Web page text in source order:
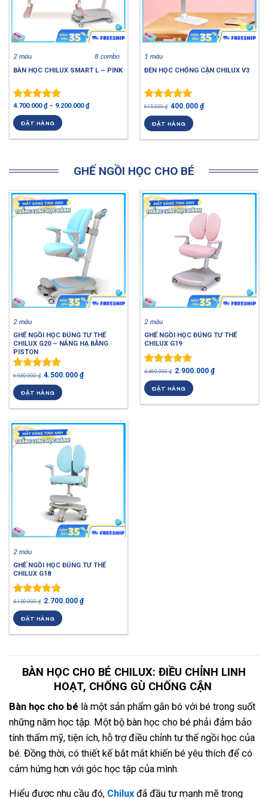
2 màu 8 combo
BÀN HỌC CHILUX SMART L – PINK
Được xếp
hạng5.00
5 sao
4.700.000₫– 9.200.000₫
ĐẶT HÀNG
1 màu
ĐÈN HỌC CHỐNG CẬN CHILUX V3
Được xếp
hạng5.00
5 sao
615.000₫ 400.000₫
ĐẶT HÀNG
GHẾ NGỒI HỌC CHO BÉ
2 màu
GHẾ NGỒI HỌC ĐÚNG TƯ THẾ
CHILUX G20 – NÂNG HẠ BẰNG
PISTON
Được xếp
hạng5.00
5 sao
6.930.000₫ 4.500.000₫
ĐẶT HÀNG
2 màu
GHẾ NGỒI HỌC ĐÚNG TƯ THẾ
CHILUX G19
Được xếp
hạng4.94
5 sao
4.460.000₫ 2.900.000₫
ĐẶT HÀNG
2 màu
GHẾ NGỒI HỌC ĐÚNG TƯ THẾ
CHILUX G18
Được xếp
hạng5.00
5 sao
4.150.000₫ 2.700.000₫
ĐẶT HÀNG
BÀN HỌC CHO BÉ CHILUX: ĐIỀU CHỈNH LINH
HOẠT, CHỐNG GÙ CHỐNG CẬN
Bàn học cho bé là một sản phẩm gắn bó với bé trong suốt
những năm học tập. Một bộ bàn học cho bé phải đảm bảo
tính thẩm mỹ, tiện ích, hỗ trợ điều chỉnh tư thế ngồi học của
bé. Đồng thời, có thiết kế bắt mắt khiến bé yêu thích để có
cảm hứng hơn với góc học tập của mình.
Hiểu được nhu cầu đó, Chilux đã đầu tư mạnh mẽ trong